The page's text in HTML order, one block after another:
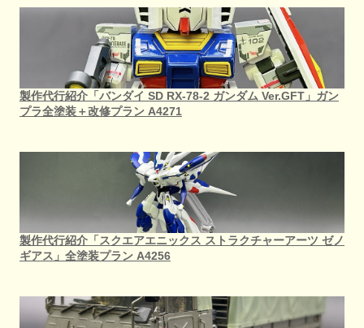
製作代行紹介「バンダイ SD RX-78-2 ガンダム Ver.GFT」ガン
プラ全塗装＋改修プラン A4271
製作代行紹介「スクエアエニックス ストラクチャーアーツ ゼノ
ギアス」全塗装プラン A4256